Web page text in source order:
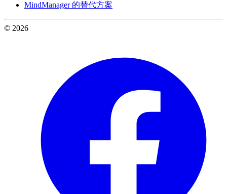
MindManager 的替代方案
© 2026